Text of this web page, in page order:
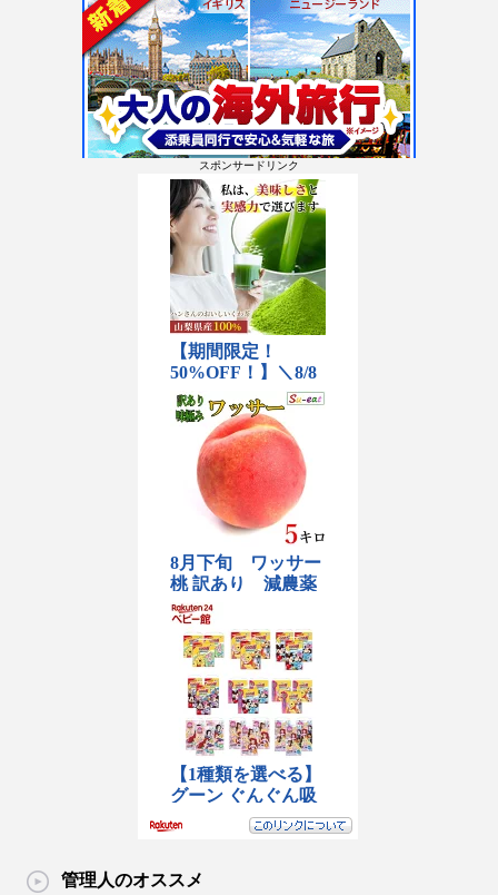
スポンサードリンク
管理人のオススメ